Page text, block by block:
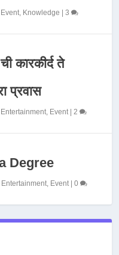
Event, Knowledge |3
कारकीर्द ते
प्रवास
Entertainment, Event|2
Degree
Entertainment, Event|0